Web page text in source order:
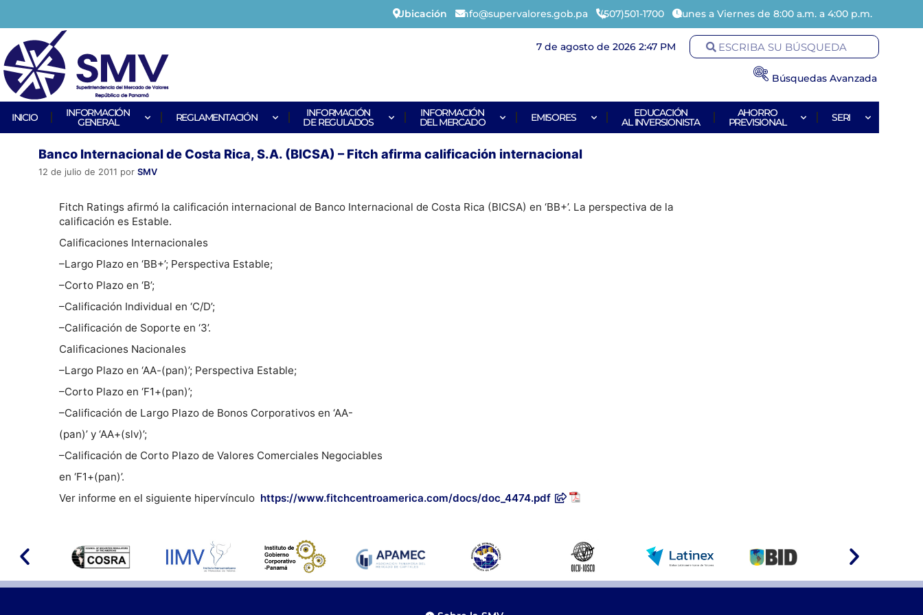
Ubicación info@supervalores.gob.pa (507)501-1700 Lunes a Viernes de 8:00 a.m. a 4:00 p.m.
7 de agosto de 2026 2:47 PM
Búsquedas Avanzada
INICIO
INFORMACIÓN
GENERAL
REGLAMENTACIÓN
INFORMACIÓN
DE REGULADOS
INFORMACIÓN
DEL MERCADO
EMISORES
EDUCACIÓN
AL INVERSIONISTA
AHORRO
PREVISIONAL
SERI
Banco Internacional de Costa Rica, S.A. (BICSA) – Fitch afirma calificación internacional
12 de julio de 2011 por SMV
Fitch Ratings afirmó la calificación internacional de Banco Internacional de Costa Rica (BICSA) en ‘BB+’. La perspectiva de la
calificación es Estable.
Calificaciones Internacionales
–Largo Plazo en ‘BB+’; Perspectiva Estable;
–Corto Plazo en ‘B’;
–Calificación Individual en ‘C/D’;
–Calificación de Soporte en ‘3’.
Calificaciones Nacionales
–Largo Plazo en ‘AA-(pan)’; Perspectiva Estable;
–Corto Plazo en ‘F1+(pan)’;
–Calificación de Largo Plazo de Bonos Corporativos en ‘AA-
(pan)’ y ‘AA+(slv)’;
–Calificación de Corto Plazo de Valores Comerciales Negociables
en ‘F1+(pan)’.
Ver informe en el siguiente hipervínculo https://www.fitchcentroamerica.com/docs/doc_4474.pdf